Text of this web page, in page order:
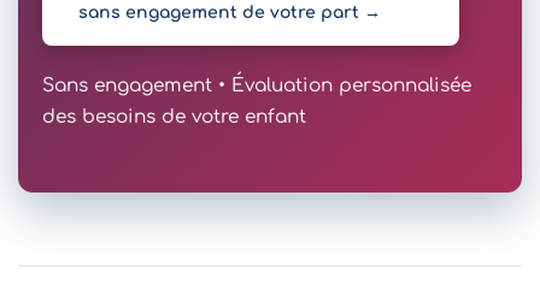
sans engagement de votre part →
Sans engagement • Évaluation personnalisée
des besoins de votre enfant